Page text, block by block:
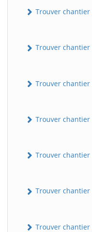
Trouver
Trouver
Trouver
Trouver chantier
Trouver chantier
Trouver chantier
Trouver